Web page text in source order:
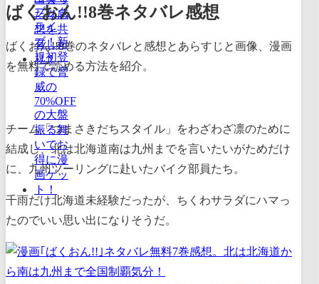
ばくおん!!8巻ネタバレ感想
ばくおん!!8巻のネタバレと感想とあらすじと画像、漫画
を無料で読める方法を紹介。
チーム「つまさきだちスタイル」をわざわざ凛のために
結成し、北は北海道南は九州までを言いたいがためだけ
に、九州ツーリングに赴いたバイク部員たち。
千雨だけ北海道未経験だったが、ちくわサラダにハマっ
たのでいい思い出になりそうだ。